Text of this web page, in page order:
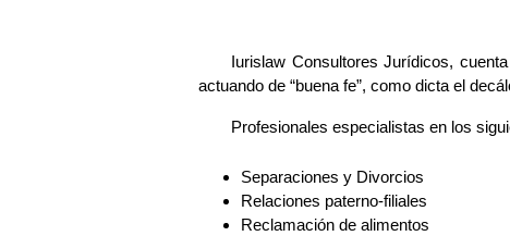
Iurislaw Consultores Jurídicos,
actuando de “buena fe”, como dicta el
Profesionales especialistas en los
Separaciones y Divorcios
Relaciones paterno-filiales
Reclamación de alimentos